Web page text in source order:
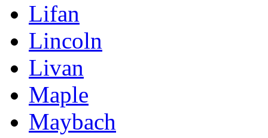
Lifan
Lincoln
Livan
Maple
Maybach